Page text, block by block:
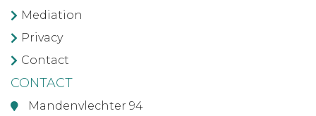
Mediation
Privacy
Contact
CONTACT
Mandenvlechter 94